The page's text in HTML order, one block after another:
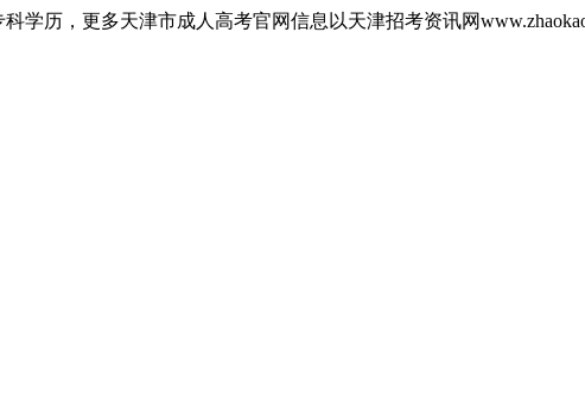
学历，更多天津市成人高考官网信息以天津招考资讯网